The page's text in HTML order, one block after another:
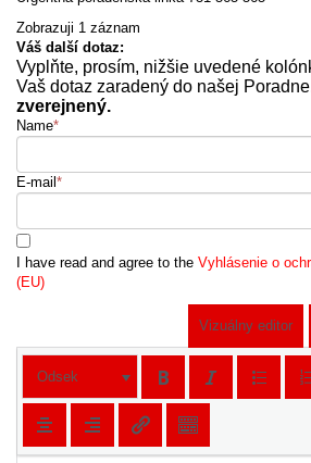
Zobrazuji 1 záznam
Váš další dotaz:
Vyplňte, prosím, nižšie uvedené
Vaš dotaz zaradený do našej
zverejnený.
Name*
E-mail *
I have read and agree to the Vyhlásenie o
(EU)
Vizuálny editor
Odsek